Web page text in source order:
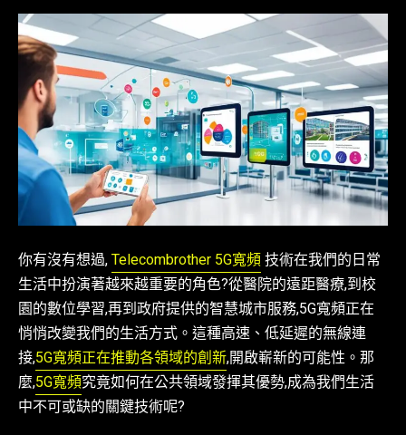
你有沒有想過,Telecombrother 5G寬頻技術在我們的日常
生活中扮演著越來越重要的角色?從醫院的遠距醫療,到校
園的數位學習,再到政府提供的智慧城市服務,5G寬頻正在
悄悄改變我們的生活方式。這種高速、低延遲的無線連
接,5G寬頻正在推動各領域的創新,開啟嶄新的可能性。那
麼,5G寬頻究竟如何在公共領域發揮其優勢,成為我們生活
中不可或缺的關鍵技術呢?